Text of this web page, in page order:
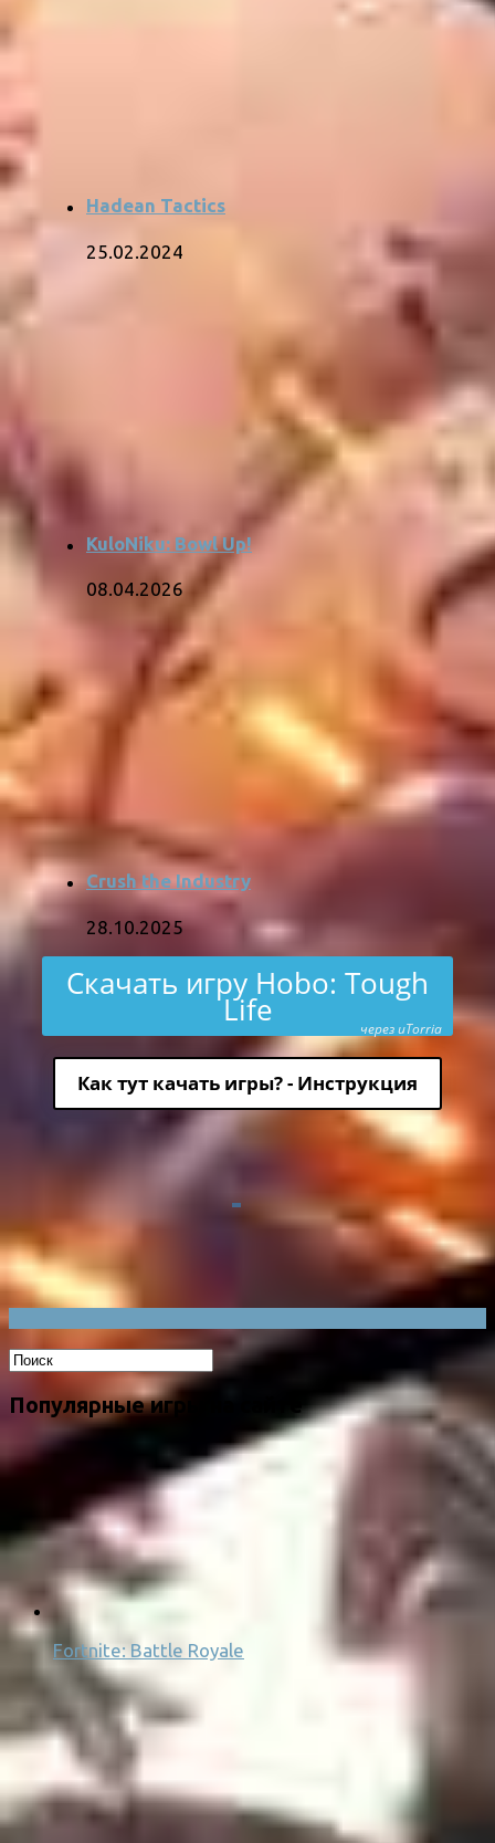
Hadean Tactics
25.02.2024
KuloNiku: Bowl Up!
08.04.2026
Crush the Industry
28.10.2025
Скачать игру Hobo: Tough
Life через uTorria
Как тут качать игры? - Инструкция
Популярные игры на сайте
Fortnite: Battle Royale